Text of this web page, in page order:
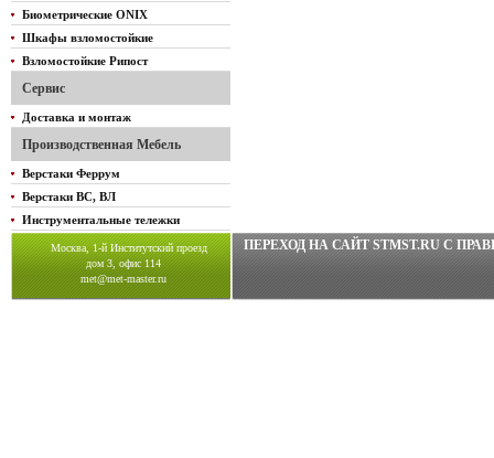
Биометрические ONIX
Шкафы взломостойкие
Взломостойкие Рипост
Сервис
Доставка и монтаж
Производственная Мебель
Верстаки Феррум
Верстаки ВС, ВЛ
Инструментальные тележки
Москва, 1-й Институтский проезд
дом 3, офис 114
met@met-master.ru
ПЕРЕХОД НА САЙТ STMST.RU C